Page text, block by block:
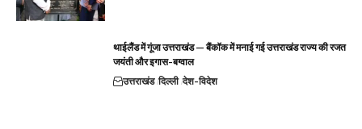
थाईलैंड में गूंजा उत्तराखंड — बैंकॉक में मनाई गई उत्तराखंड राज्य की रजत
जयंती और इगास-बग्वाल
उत्तराखंड दिल्ली देश-विदेश